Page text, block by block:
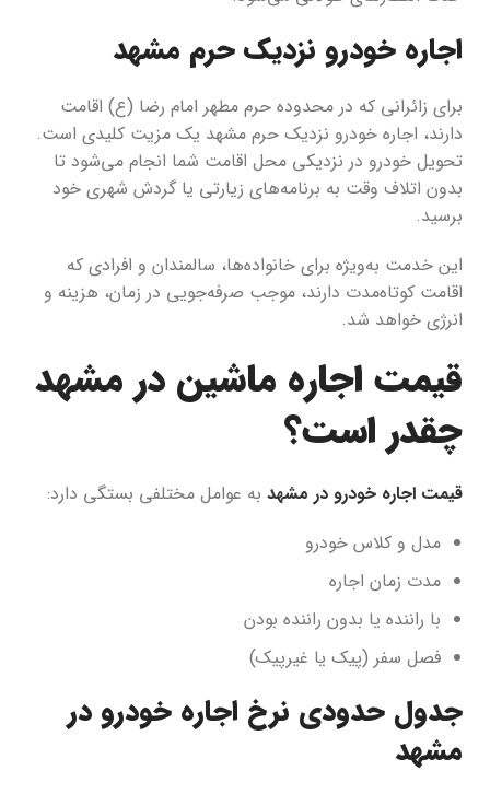
اجاره خودرو نزدیک حرم مشهد
برای زائرانی که در محدوده حرم مطهر امام رضا (ع) اقامت
دارند، اجاره خودرو نزدیک حرم مشهد یک مزیت کلیدی است.
تحویل خودرو در نزدیکی محل اقامت شما انجام می‌شود تا
بدون اتلاف وقت به برنامه‌های زیارتی یا گردش شهری خود
برسید.
این خدمت به‌ویژه برای خانواده‌ها، سالمندان و افرادی که
اقامت کوتاه‌مدت دارند، موجب صرفه‌جویی در زمان، هزینه و
انرژی خواهد شد.
قیمت اجاره ماشین در مشهد
چقدر است؟
قیمت اجاره خودرو در مشهد به عوامل مختلفی بستگی دارد:
مدل و کلاس خودرو
مدت زمان اجاره
با راننده یا بدون راننده بودن
فصل سفر (پیک یا غیرپیک)
جدول حدودی نرخ اجاره خودرو در
مشهد